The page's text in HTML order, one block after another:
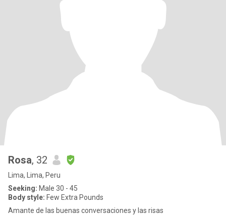
Rosa, 32
Lima, Lima, Peru
Seeking: Male 30 - 45
Body style: Few Extra Pounds
Amante de las buenas conversaciones y las risas